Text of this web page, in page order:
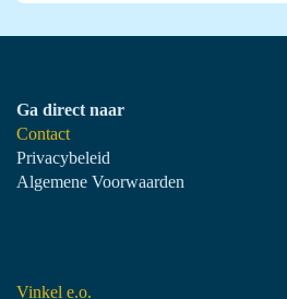
Ga direct naar
Contact
Privacybeleid
Algemene Voorwaarden
Vinkel e.o.